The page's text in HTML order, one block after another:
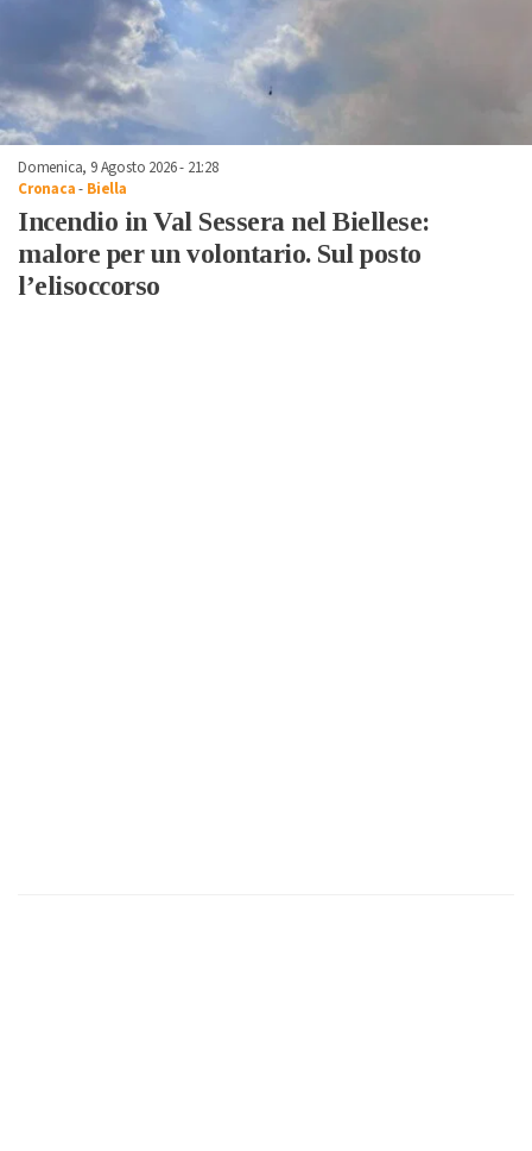
Domenica, 9 Agosto 2026 - 21:28
Cronaca- Biella
Incendio in Val Sessera nel Biellese:
malore per un volontario. Sul posto
l’elisoccorso